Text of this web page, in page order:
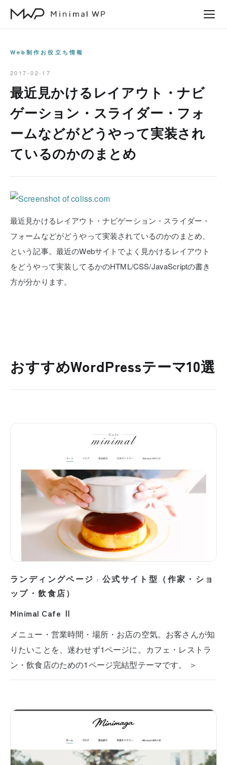
Web制作お役立ち情報
2017-02-17
最近見かけるレイアウト・ナビ
ゲーション・スライダー・フォ
ームなどがどうやって実装され
ているのかのまとめ
最近見かけるレイアウト・ナビゲーション・スライダー・
フォームなどがどうやって実装されているのかのまとめ、
という記事。最近のWebサイトでよく見かけるレイアウト
をどうやって実装してるかのHTML/CSS/JavaScriptの書き
方が分かります。
おすすめWordPressテーマ10選
ランディングページ / 公式サイト型（作家・ショ
ップ・飲食店）
Minimal Cafe Ⅱ
メニュー・営業時間・場所・お店の空気。お客さんが知
りたいことを、迷わせず1ページに。カフェ・レストラ
ン・飲食店のための1ページ完結型テーマです。 ＞